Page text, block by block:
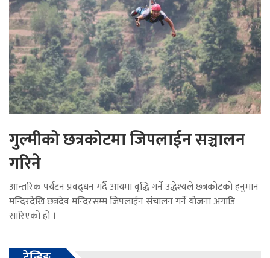
गुल्मीको छत्रकोटमा जिपलाईन सञ्चालन
गरिने
आन्तरिक पर्यटन प्रवद्र्धन गर्दै आयमा वृद्धि गर्ने उद्धेश्यले छत्रकोटको हनुमान
मन्दिरदेखि छत्रदेव मन्दिरसम्म जिपलाईन संचालन गर्ने योजना अगाडि
सारिएको हो ।